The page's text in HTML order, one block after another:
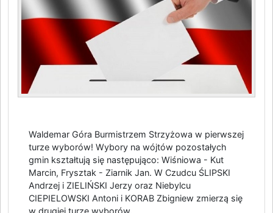
Waldemar Góra Burmistrzem Strzyżowa w pierwszej
turze wyborów! Wybory na wójtów pozostałych
gmin kształtują się następująco: Wiśniowa - Kut
Marcin, Frysztak - Ziarnik Jan. W Czudcu ŚLIPSKI
Andrzej i ZIELIŃSKI Jerzy oraz Niebylcu
CIEPIELOWSKI Antoni i KORAB Zbigniew zmierzą się
w drugiej turze wyborów.